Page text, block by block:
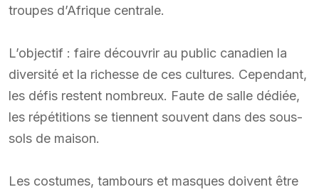
troupes d’Afrique centrale.
L’objectif : faire découvrir au public canadien la
diversité et la richesse de ces cultures. Cependant,
les défis restent nombreux. Faute de salle dédiée,
les répétitions se tiennent souvent dans des sous-
sols de maison.
Les costumes, tambours et masques doivent être